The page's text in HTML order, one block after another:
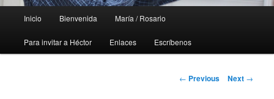
Inicio Bienvenida María / Rosario
Para invitar a Héctor Enlaces Escríbenos
Post
← Previous Next →